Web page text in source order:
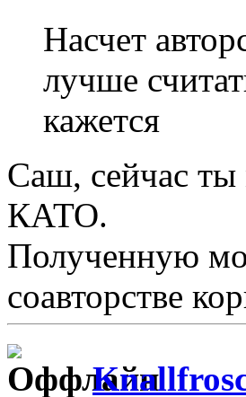
Насчет
лучше
кажется
Саш, сейчас ты
КАТО.
Полученную
соавторстве